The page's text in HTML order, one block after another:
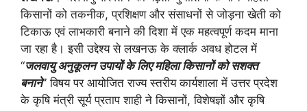
किसानों को तकनीक, प्रशिक्षण और संसाधनों से जोड़ना खेती को
टिकाऊ एवं लाभकारी बनाने की दिशा में एक महत्वपूर्ण कदम माना
जा रहा है। इसी उद्देश्य से लखनऊ के क्लार्क अवध होटल में
“जलवायु अनुकूलन उपायों के लिए महिला किसानों को सशक्त
बनाने” विषय पर आयोजित राज्य स्तरीय कार्यशाला में उत्तर प्रदेश
के कृषि मंत्री सूर्य प्रताप शाही ने किसानों, विशेषज्ञों और कृषि